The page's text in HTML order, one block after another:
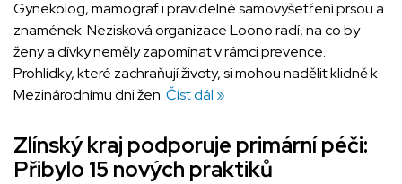
Gynekolog, mamograf i pravidelné samovyšetření prsou a
znamének. Nezisková organizace Loono radí, na co by
ženy a dívky neměly zapomínat v rámci prevence.
Prohlídky, které zachraňují životy, si mohou nadělit klidně k
Mezinárodnímu dni žen.Číst dál »
Zlínský kraj podporuje primární péči:
Přibylo 15 nových praktiků